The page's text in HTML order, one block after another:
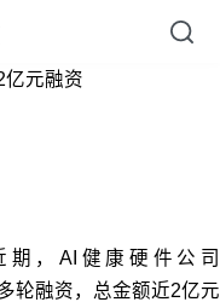
亿元融资
期，AI健康硬件公司
轮融资，总金额近2亿元